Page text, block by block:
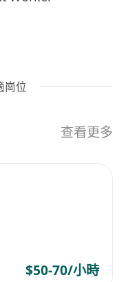
to
advance.
崗位
查看更多
$50-70/小時